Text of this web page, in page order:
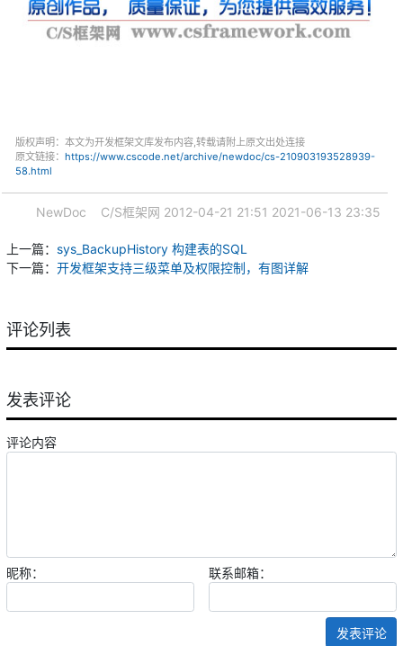
版权声明：本文为开发框架文库发布内容,转载请附上原文出处连接
原文链接： https://www.cscode.net/archive/newdoc/cs-210903193528939-
58.html
NewDoc C/S框架网 2012-04-21 21:51 2021-06-13 23:35
上一篇： sys_BackupHistory 构建表的SQL
下一篇： 开发框架支持三级菜单及权限控制，有图详解
评论列表
发表评论
评论内容
昵称： 联系邮箱：
发表评论